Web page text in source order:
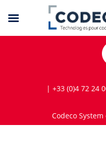
| +33 (0)4 72 24
Codeco